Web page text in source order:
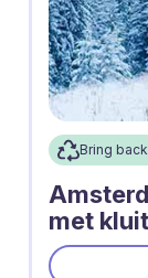
Bring
met